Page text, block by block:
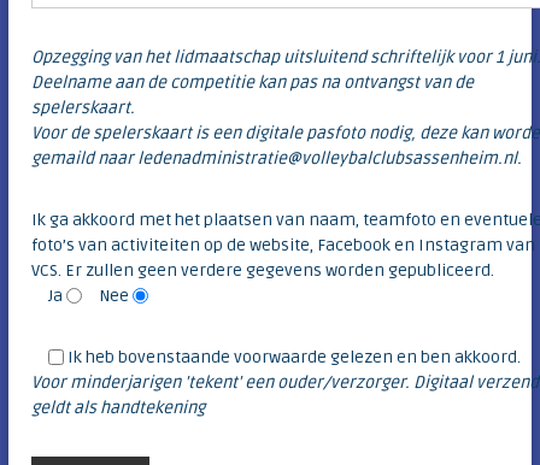
Opzegging van het lidmaatschap uitsluitend schriftelijk voor 1
Deelname aan de competitie kan pas na ontvangst van de
spelerskaart.
Voor de spelerskaart is een digitale pasfoto nodig, deze kan
gemaild naar ledenadministratie@volleybalclubsassenheim.nl.
Ik ga akkoord met het plaatsen van naam, teamfoto en
foto’s van activiteiten op de website, Facebook en Instagram van
VCS. Er zullen geen verdere gegevens worden gepubliceerd.
Ja
Nee
Ik heb bovenstaande voorwaarde gelezen en ben akkoord.
Voor minderjarigen 'tekent' een ouder/verzorger. Digitaal
geldt als handtekening